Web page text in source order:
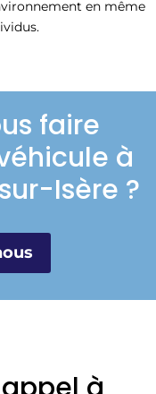
en même
faire
à
Isère ?